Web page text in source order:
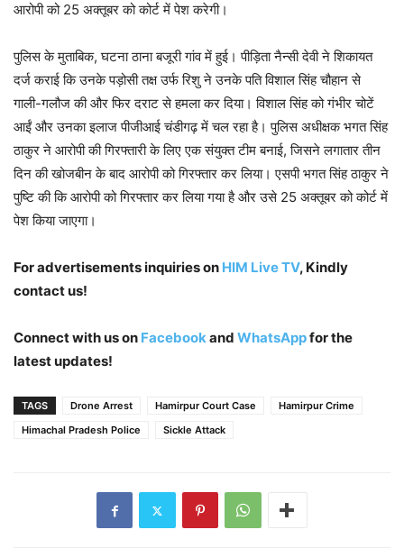
आरोपी को 25 अक्तूबर को कोर्ट में पेश करेगी।
पुलिस के मुताबिक, घटना ठाना बजूरी गांव में हुई। पीड़िता नैन्सी देवी ने शिकायत
दर्ज कराई कि उनके पड़ोसी तक्ष उर्फ रिशु ने उनके पति विशाल सिंह चौहान से
गाली-गलौज की और फिर दराट से हमला कर दिया। विशाल सिंह को गंभीर चोटें
आईं और उनका इलाज पीजीआई चंडीगढ़ में चल रहा है। पुलिस अधीक्षक भगत सिंह
ठाकुर ने आरोपी की गिरफ्तारी के लिए एक संयुक्त टीम बनाई, जिसने लगातार तीन
दिन की खोजबीन के बाद आरोपी को गिरफ्तार कर लिया। एसपी भगत सिंह ठाकुर ने
पुष्टि की कि आरोपी को गिरफ्तार कर लिया गया है और उसे 25 अक्तूबर को कोर्ट में
पेश किया जाएगा।
For advertisements inquiries on HIM Live TV, Kindly
contact us!
Connect with us on Facebookand WhatsAppfor the
latest updates!
TAGS Drone Arrest Hamirpur Court Case
Hamirpur Crime
Himachal Pradesh Police
Sickle Attack